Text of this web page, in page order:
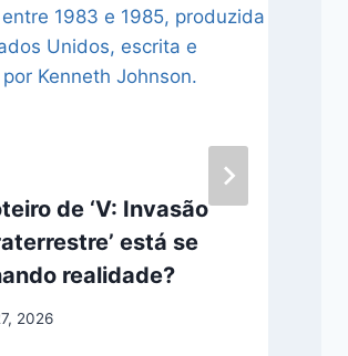
de ‘V: Invasão
está se
realidade?
2026